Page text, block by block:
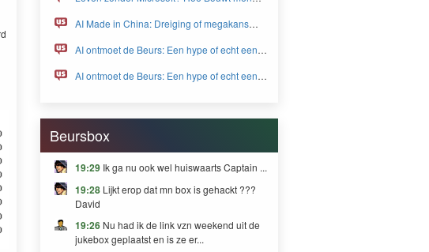
BEYOND FEAR and GREED
AI Made in China: Dreiging of megakans
GREED
AI ontmoet de Beurs: Een hype of echt een
GREED
AI ontmoet de Beurs: Een hype of echt een
Beursbox
19:29 Ik ga nu ook wel huiswaarts Captain ...
19:28 Lijkt erop dat mn box is gehackt ???
David
19:26 Nu had ik de link vzn weekend uit de
jukebox geplaatst en is ze er...